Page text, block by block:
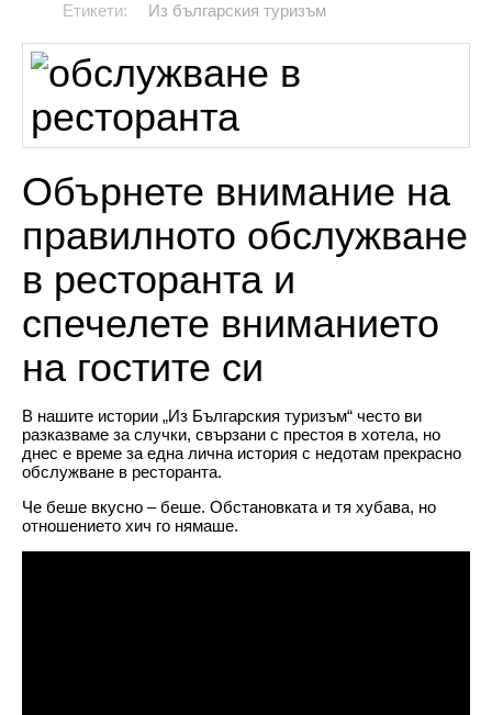
Етикети: Из българския туризъм
Обърнете внимание на
правилното обслужване
в ресторанта и
спечелете вниманието
на гостите си
В нашите истории „Из Българския туризъм“ често ви
разказваме за случки, свързани с престоя в хотела, но
днес е време за една лична история с недотам прекрасно
обслужване в ресторанта.
Че беше вкусно – беше. Обстановката и тя хубава, но
отношението хич го нямаше.